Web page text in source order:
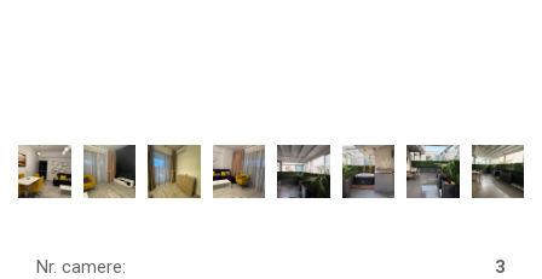
Nr. camere:
3